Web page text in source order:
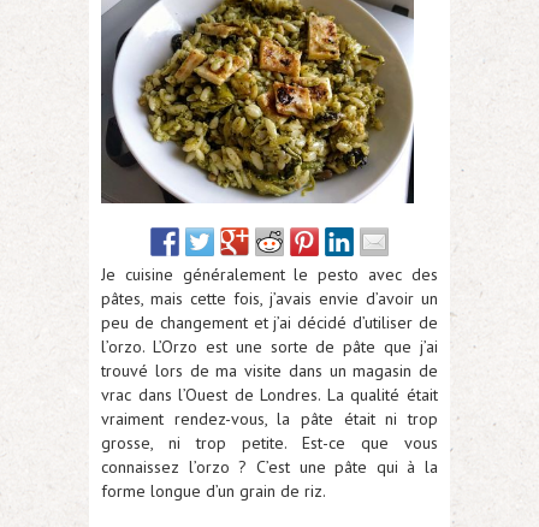
Je cuisine généralement le pesto avec des
pâtes, mais cette fois, j’avais envie d’avoir un
peu de changement et j’ai décidé d’utiliser de
l’orzo. L’Orzo est une sorte de pâte que j’ai
trouvé lors de ma visite dans un magasin de
vrac dans l’Ouest de Londres. La qualité était
vraiment rendez-vous, la pâte était ni trop
grosse, ni trop petite. Est-ce que vous
connaissez l’orzo ? C’est une pâte qui à la
forme longue d’un grain de riz.